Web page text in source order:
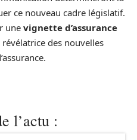
ce nouveau cadre législatif.
une vignette d’assurance
des nouvelles
l’actu :